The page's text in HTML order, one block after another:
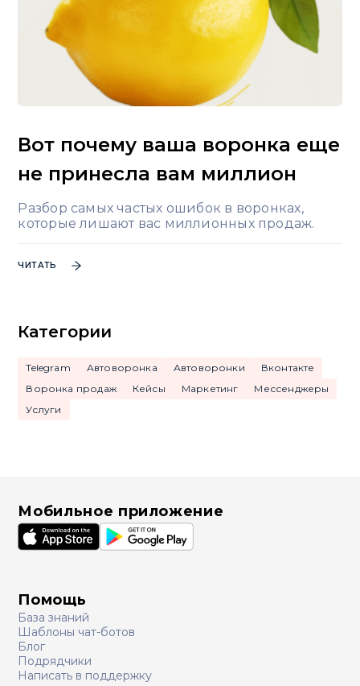
Вот почему ваша воронка еще
не принесла вам миллион
Разбор самых частых ошибок в воронках,
которые лишают вас миллионных продаж.
ЧИТАТЬ
Категории
Telegram Автоворонка Автоворонки
Вконтакте
Воронка продаж
Кейсы Маркетинг
Мессенджеры
Услуги
Помощь
База знаний
Шаблоны чат-ботов
Блог
Подрядчики
Написать в поддержку
Мобильное приложение